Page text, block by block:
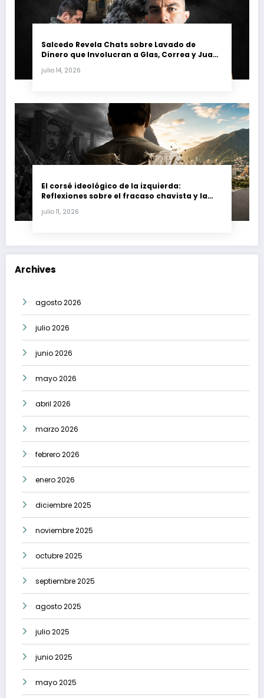
Salcedo Revela Chats sobre Lavado de
Dinero que Involucran a Glas, Correa y Juan
julio 14, 2026
El corsé ideológico de la izquierda:
Reflexiones sobre el fracaso chavista y la
julio 11, 2026
Archives
agosto 2026
julio 2026
junio 2026
mayo 2026
abril 2026
marzo 2026
febrero 2026
enero 2026
diciembre 2025
noviembre 2025
octubre 2025
septiembre 2025
agosto 2025
julio 2025
junio 2025
mayo 2025